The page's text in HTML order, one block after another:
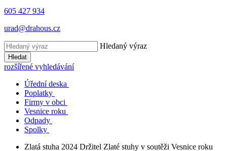
605 427 934
urad@drahous.cz
Hledaný výraz
Hledat
rozšířené vyhledávání
Úřední deska
Poplatky
Firmy v obci
Vesnice roku
Odpady
Spolky
Zlatá stuha 2024 Držitel Zlaté stuhy v soutěži Vesnice roku